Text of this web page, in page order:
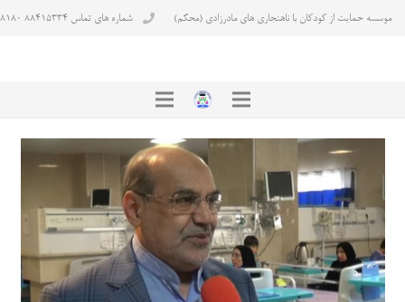
موسسه حمایت از کودکان با ناهنجاری های مادرزادی (محکم) شماره های تماس ۸۸۴۱۵۳۳۴ ۸۸۴۳۸۱۸۰